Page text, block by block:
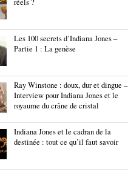
réels ?
Les 100 secrets d’Indiana Jones –
Partie 1 : La genèse
Ray Winstone : doux, dur et dingue –
Interview pour Indiana Jones et le
royaume du crâne de cristal
Indiana Jones et le cadran de la
destinée : tout ce qu’il faut savoir